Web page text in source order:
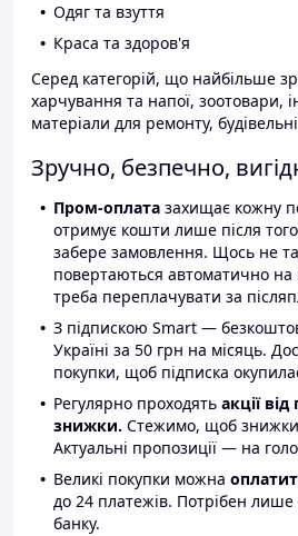
Одяг та взуття
Краса та здоров'я
Серед категорій, що найбільше
харчування та напої, зоотовари,
матеріали для ремонту,
Зручно, безпечно,
Пром-оплата захищає кожну
отримує кошти лише після
забере замовлення. Щось не
повертаються автоматично на
треба переплачувати за
З підпискою Smart —
Україні за 50 грн на місяць.
покупки, щоб підписка
Регулярно проходять акції
знижки. Стежимо, щоб
Актуальні пропозиції — на
Великі покупки можна
до 24 платежів. Потрібен лише
банку.